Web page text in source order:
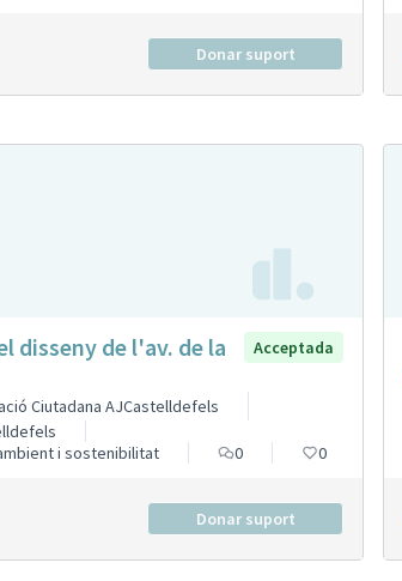
Donar suport
disseny de l'av. de la
Acceptada
Ciutadana AJCastelldefels
i sostenibilitat
0 0
Donar suport